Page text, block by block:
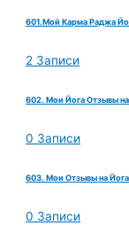
601.Мой Карма Раджа
2 Записи
602. Мои Йога Отзывы на
0 Записи
603. Мои Отзывы на
0 Записи